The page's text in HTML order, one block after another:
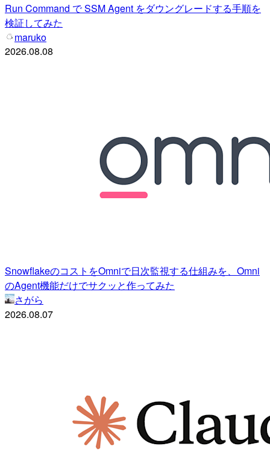
Run Command で SSM Agent をダウングレードする手順を
検証してみた
maruko
2026.08.08
SnowflakeのコストをOmniで日次監視する仕組みを、Omni
のAgent機能だけでサクッと作ってみた
さがら
2026.08.07